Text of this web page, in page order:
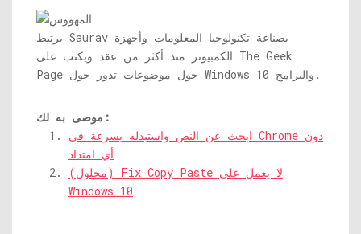
يرتبط Saurav بصناعة تكنولوجيا المعلومات وأجهزة
الكمبيوتر منذ أكثر من عقد ويكتب على The Geek
Page حول موضوعات تدور حول Windows 10 والبرامج.
موصى به لك:
ابحث عن النص واستبدله بسرعة في Chrome دون
أي امتداد
(محلول) Fix Copy Paste لا يعمل على
Windows 10